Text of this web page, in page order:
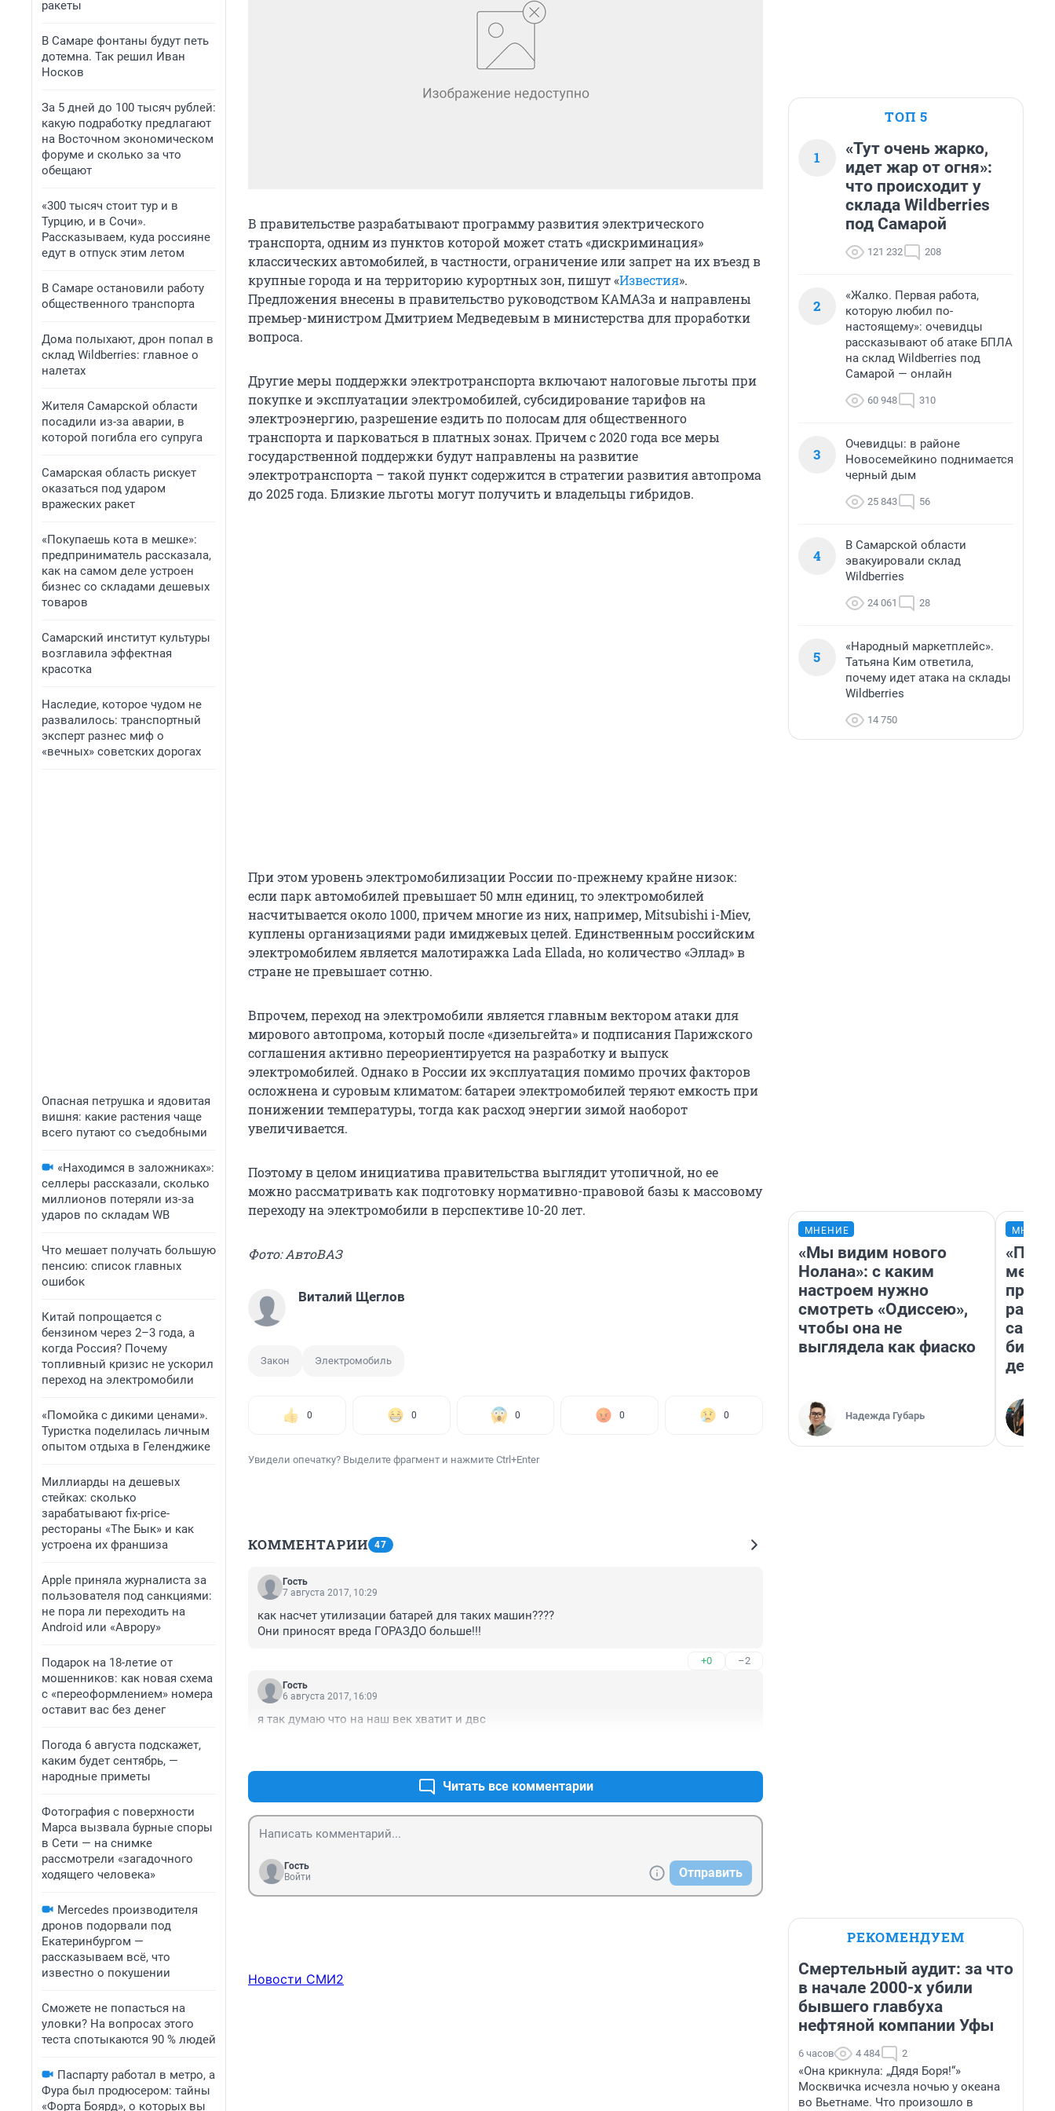
ракеты
В Самаре фонтаны будут петь
дотемна. Так решил Иван
Носков
За 5 дней до 100 тысяч рублей:
какую подработку предлагают
на Восточном экономическом
форуме и сколько за что
обещают
«300 тысяч стоит тур и в
Турцию, и в Сочи».
Рассказываем, куда россияне
едут в отпуск этим летом
В Самаре остановили работу
общественного транспорта
Дома полыхают, дрон попал в
склад Wildberries: главное о
налетах
Жителя Самарской области
посадили из-за аварии, в
которой погибла его супруга
Самарская область рискует
оказаться под ударом
вражеских ракет
«Покупаешь кота в мешке»:
предприниматель рассказала,
как на самом деле устроен
бизнес со складами дешевых
товаров
Самарский институт культуры
возглавила эффектная
красотка
Наследие, которое чудом не
развалилось: транспортный
эксперт разнес миф о
«вечных» советских дорогах
Опасная петрушка и ядовитая
вишня: какие растения чаще
всего путают со съедобными
«Находимся в заложниках»:
селлеры рассказали, сколько
миллионов потеряли из-за
ударов по складам WB
Что мешает получать большую
пенсию: список главных
ошибок
Китай попрощается с
бензином через 2–3 года, а
когда Россия? Почему
топливный кризис не ускорил
переход на электромобили
«Помойка с дикими ценами».
Туристка поделилась личным
опытом отдыха в Геленджике
Миллиарды на дешевых
стейках: сколько
зарабатывают fix-price-
рестораны «The Бык» и как
устроена их франшиза
Apple приняла журналиста за
пользователя под санкциями:
не пора ли переходить на
Android или «Аврору»
Подарок на 18-летие от
мошенников: как новая схема
с «переоформлением» номера
оставит вас без денег
Погода 6 августа подскажет,
каким будет сентябрь, —
народные приметы
Фотография с поверхности
Марса вызвала бурные споры
в Сети — на снимке
рассмотрели «загадочного
ходящего человека»
Mercedes производителя
дронов подорвали под
Екатеринбургом —
рассказываем всё, что
известно о покушении
Сможете не попасться на
уловки? На вопросах этого
теста спотыкаются 90 % людей
Паспарту работал в метро, а
Фура был продюсером: тайны
«Форта Боярд», о которых вы
В правительстве разрабатывают программу развития электрического
транспорта, одним из пунктов которой может стать «дискриминация»
классических автомобилей, в частности, ограничение или запрет на их въезд в
крупные города и на территорию курортных зон, пишут «Известия».
Предложения внесены в правительство руководством КАМАЗа и направлены
премьер-министром Дмитрием Медведевым в министерства для проработки
вопроса.
Другие меры поддержки электротранспорта включают налоговые льготы при
покупке и эксплуатации электромобилей, субсидирование тарифов на
электроэнергию, разрешение ездить по полосам для общественного
транспорта и парковаться в платных зонах. Причем с 2020 года все меры
государственной поддержки будут направлены на развитие
электротранспорта – такой пункт содержится в стратегии развития автопрома
до 2025 года. Близкие льготы могут получить и владельцы гибридов.
При этом уровень электромобилизации России по-прежнему крайне низок:
если парк автомобилей превышает 50 млн единиц, то электромобилей
насчитывается около 1000, причем многие из них, например, Mitsubishi i-Miev,
куплены организациями ради имиджевых целей. Единственным российским
электромобилем является малотиражка Lada Ellada, но количество «Эллад» в
стране не превышает сотню.
Впрочем, переход на электромобили является главным вектором атаки для
мирового автопрома, который после «дизельгейта» и подписания Парижского
соглашения активно переориентируется на разработку и выпуск
электромобилей. Однако в России их эксплуатация помимо прочих факторов
осложнена и суровым климатом: батареи электромобилей теряют емкость при
понижении температуры, тогда как расход энергии зимой наоборот
увеличивается.
Поэтому в целом инициатива правительства выглядит утопичной, но ее
можно рассматривать как подготовку нормативно-правовой базы к массовому
переходу на электромобили в перспективе 10-20 лет.
Фото: АвтоВАЗ
Виталий Щеглов
Закон Электромобиль
0 0 0 0 0
Увидели опечатку? Выделите фрагмент и нажмите Ctrl+Enter
КОММЕНТАРИИ 47
Гость
7 августа 2017, 10:29
как насчет утилизации батарей для таких машин????
Они приносят вреда ГОРАЗДО больше!!!
+0 –2
Гость
6 августа 2017, 16:09
я так думаю что на наш век хватит и двс
Читать все комментарии
Гость
Войти
Отправить
Новости СМИ2
ТОП 5
1
«Тут очень жарко,
идет жар от огня»:
что происходит у
склада Wildberries
под Самарой
121 232 208
2
«Жалко. Первая работа,
которую любил по-
настоящему»: очевидцы
рассказывают об атаке БПЛА
на склад Wildberries под
Самарой — онлайн
60 948 310
3
Очевидцы: в районе
Новосемейкино поднимается
черный дым
25 843 56
4
В Самарской области
эвакуировали склад
Wildberries
24 061 28
5
«Народный маркетплейс».
Татьяна Ким ответила,
почему идет атака на склады
Wildberries
14 750
МНЕНИЕ
«Мы видим нового
Нолана»: с каким
настроем нужно
смотреть «Одиссею»,
чтобы она не
выглядела как фиаско
Надежда Губарь
РЕКОМЕНДУЕМ
Смертельный аудит: за что
в начале 2000-х убили
бывшего главбуха
нефтяной компании Уфы
6 часов 4 484 2
«Она крикнула: „Дядя Боря!“»
Москвичка исчезла ночью у океана
во Вьетнаме. Что произошло в